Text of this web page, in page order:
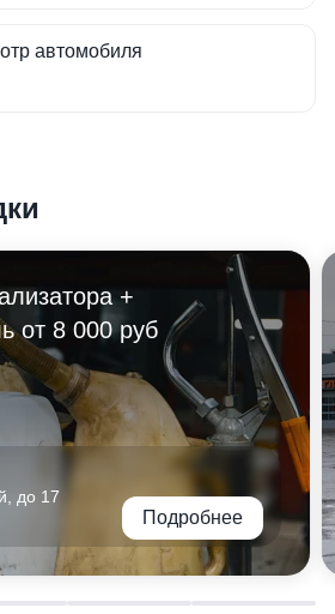
автомобиля
+
от 8 000 руб
до 17
Подробнее